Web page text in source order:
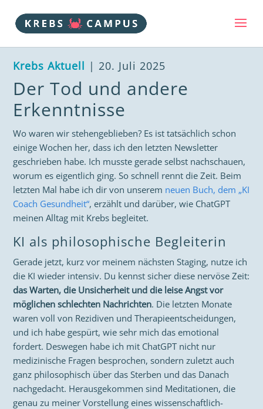
Krebs Aktuell | 20. Juli 2025
Der Tod und andere
Erkenntnisse
Wo waren wir stehengeblieben? Es ist tatsächlich schon
einige Wochen her, dass ich den letzten Newsletter
geschrieben habe. Ich musste gerade selbst nachschauen,
worum es eigentlich ging. So schnell rennt die Zeit. Beim
letzten Mal habe ich dir von unserem neuen Buch, dem „KI
Coach Gesundheit“, erzählt und darüber, wie ChatGPT
meinen Alltag mit Krebs begleitet.
KI als philosophische Begleiterin
Gerade jetzt, kurz vor meinem nächsten Staging, nutze ich
die KI wieder intensiv. Du kennst sicher diese nervöse Zeit:
das Warten, die Unsicherheit und die leise Angst vor
möglichen schlechten Nachrichten. Die letzten Monate
waren voll von Rezidiven und Therapieentscheidungen,
und ich habe gespürt, wie sehr mich das emotional
fordert. Deswegen habe ich mit ChatGPT nicht nur
medizinische Fragen besprochen, sondern zuletzt auch
ganz philosophisch über das Sterben und das Danach
nachgedacht. Herausgekommen sind Meditationen, die
genau zu meiner Vorstellung eines wissenschaftlich-